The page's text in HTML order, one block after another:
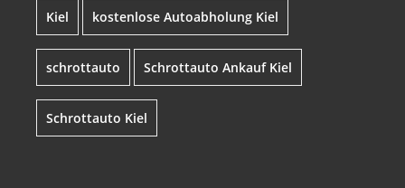
Kiel kostenlose Autoabholung Kiel
schrottauto Schrottauto Ankauf Kiel
Schrottauto Kiel